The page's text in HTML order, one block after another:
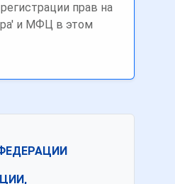
прав на
и МФЦ в этом